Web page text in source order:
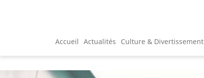
Accueil Actualités Culture & Divertissement